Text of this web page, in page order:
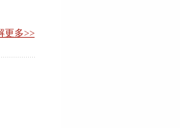
更多>>